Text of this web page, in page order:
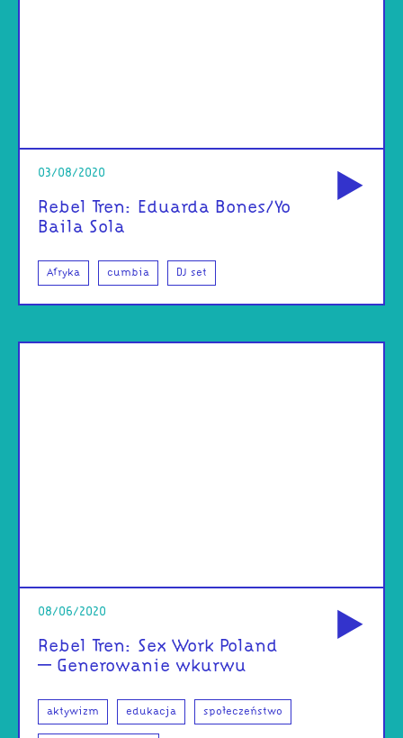
03/08/2020
Rebel Tren: Eduarda Bones/Yo
Baila Sola
Afryka cumbia DJ set
08/06/2020
Rebel Tren: Sex Work Poland
– Generowanie wkurwu
aktywizm edukacja społeczeństwo